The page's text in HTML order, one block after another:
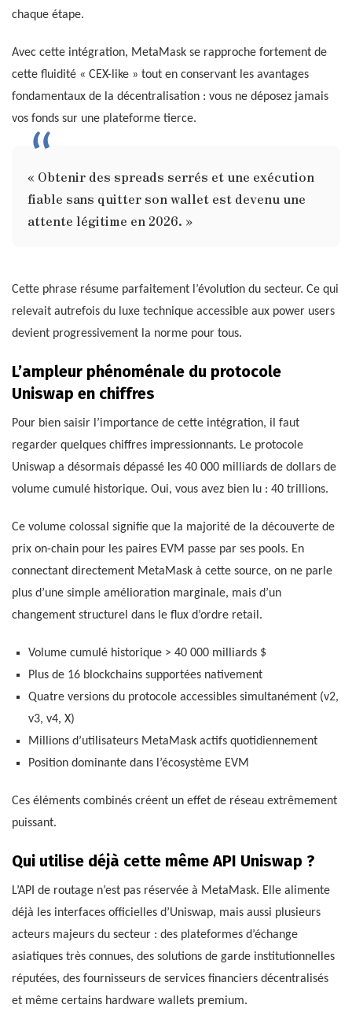
chaque étape.
Avec cette intégration, MetaMask se rapproche fortement de
cette fluidité « CEX-like » tout en conservant les avantages
fondamentaux de la décentralisation : vous ne déposez jamais
vos fonds sur une plateforme tierce.
« Obtenir des spreads serrés et une exécution
fiable sans quitter son wallet est devenu une
attente légitime en 2026. »
Cette phrase résume parfaitement l’évolution du secteur. Ce qui
relevait autrefois du luxe technique accessible aux power users
devient progressivement la norme pour tous.
L’ampleur phénoménale du protocole
Uniswap en chiffres
Pour bien saisir l’importance de cette intégration, il faut
regarder quelques chiffres impressionnants. Le protocole
Uniswap a désormais dépassé les 40 000 milliards de dollars de
volume cumulé historique. Oui, vous avez bien lu : 40 trillions.
Ce volume colossal signifie que la majorité de la découverte de
prix on-chain pour les paires EVM passe par ses pools. En
connectant directement MetaMask à cette source, on ne parle
plus d’une simple amélioration marginale, mais d’un
changement structurel dans le flux d’ordre retail.
Volume cumulé historique > 40 000 milliards $
Plus de 16 blockchains supportées nativement
Quatre versions du protocole accessibles simultanément (v2,
v3, v4, X)
Millions d’utilisateurs MetaMask actifs quotidiennement
Position dominante dans l’écosystème EVM
Ces éléments combinés créent un effet de réseau extrêmement
puissant.
Qui utilise déjà cette même API Uniswap ?
L’API de routage n’est pas réservée à MetaMask. Elle alimente
déjà les interfaces officielles d’Uniswap, mais aussi plusieurs
acteurs majeurs du secteur : des plateformes d’échange
asiatiques très connues, des solutions de garde institutionnelles
réputées, des fournisseurs de services financiers décentralisés
et même certains hardware wallets premium.